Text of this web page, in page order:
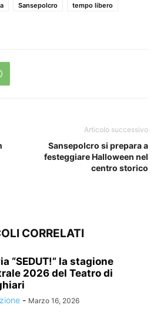
Sansepolcro
tempo libero
Articolo successivo
Sansepolcro si prepara a
festeggiare Halloween nel
centro storico
CORRELATI
“SEDUT!” la stagione
2026 del Teatro di
- Marzo 16, 2026